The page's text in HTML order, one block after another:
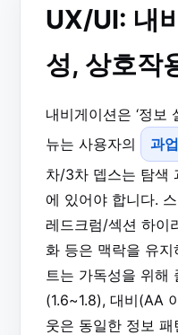
UX/UI: 내
성, 상호작
내비게이션은 ‘정보
뉴는 사용자의
과
차/3차 뎁스는 탐색
에 있어야 합니다.
레드크럼/섹션 하이
화 등은 맥락을 유
트는 가독성을 위
(1.6~1.8), 대비(AA
웃은 동일한 정보